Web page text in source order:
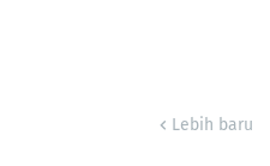
Lebih baru